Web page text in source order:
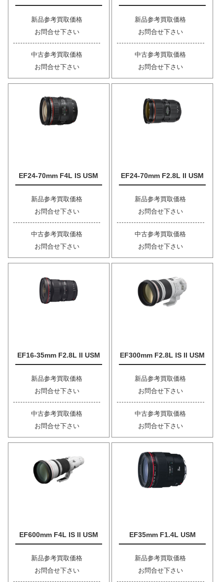
新品参考買取価格
お問合せ下さい
中古参考買取価格
お問合せ下さい
新品参考買取価格
お問合せ下さい
中古参考買取価格
お問合せ下さい
EF24-70mm F4L IS USM
新品参考買取価格
お問合せ下さい
中古参考買取価格
お問合せ下さい
EF24-70mm F2.8L II USM
新品参考買取価格
お問合せ下さい
中古参考買取価格
お問合せ下さい
EF16-35mm F2.8L II USM
新品参考買取価格
お問合せ下さい
中古参考買取価格
お問合せ下さい
EF300mm F2.8L IS II USM
新品参考買取価格
お問合せ下さい
中古参考買取価格
お問合せ下さい
EF600mm F4L IS II USM
新品参考買取価格
お問合せ下さい
EF35mm F1.4L USM
新品参考買取価格
お問合せ下さい